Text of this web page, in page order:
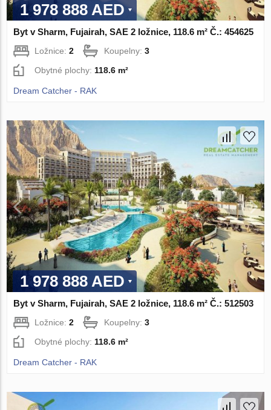
1 978 888 AED
Byt v Sharm, Fujairah, SAE 2 ložnice, 118.6 m² Č.: 454625
Ložnice:2 Koupelny:3
Obytné plochy:118.6 m²
Dream Catcher - RAK
1 978 888 AED
Byt v Sharm, Fujairah, SAE 2 ložnice, 118.6 m² Č.: 512503
Ložnice:2 Koupelny:3
Obytné plochy: 118.6 m²
Dream Catcher - RAK